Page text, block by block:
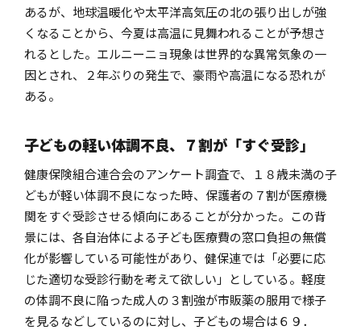
あるが、地球温暖化や太平洋高気圧の北の張り出しが強
くなることから、今夏は高温に見舞われることが予想さ
れるとした。エルニーニョ現象は世界的な異常気象の一
因とされ、２年ぶりの発生で、豪雨や高温になる恐れが
ある。
子どもの軽い体調不良、７割が「すぐ受診」
健康保険組合連合会のアンケート調査で、１８歳未満の子
どもが軽い体調不良になった時、保護者の７割が医療機
関をすぐ受診させる傾向にあることが分かった。この背
景には、各自治体による子ども医療費の窓口負担の無償
化が影響している可能性があり、健保連では「必要に応
じた適切な受診行動を考えて欲しい」としている。軽度
の体調不良に陥った成人の３割強が市販薬の服用で様子
を見るなどしているのに対し、子どもの場合は６９．